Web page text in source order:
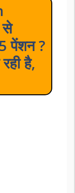
से
पेंशन ?
है,